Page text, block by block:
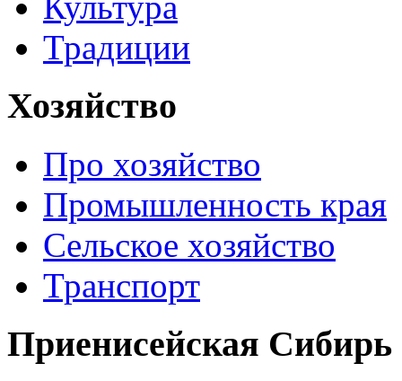
Традиции
Хозяйство
Про хозяйство
Промышленность края
Сельское хозяйство
Транспорт
Приенисейская Сибирь